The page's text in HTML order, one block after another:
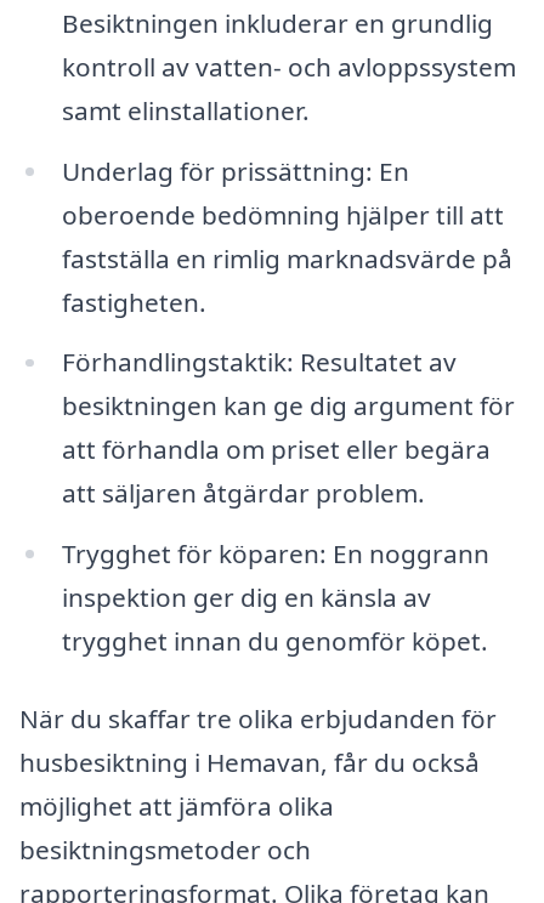
Besiktningen inkluderar en grundlig
kontroll av vatten- och avloppssystem
samt elinstallationer.
Underlag för prissättning: En
oberoende bedömning hjälper till att
fastställa en rimlig marknadsvärde på
fastigheten.
Förhandlingstaktik: Resultatet av
besiktningen kan ge dig argument för
att förhandla om priset eller begära
att säljaren åtgärdar problem.
Trygghet för köparen: En noggrann
inspektion ger dig en känsla av
trygghet innan du genomför köpet.
När du skaffar tre olika erbjudanden för
husbesiktning i Hemavan, får du också
möjlighet att jämföra olika
besiktningsmetoder och
rapporteringsformat. Olika företag kan